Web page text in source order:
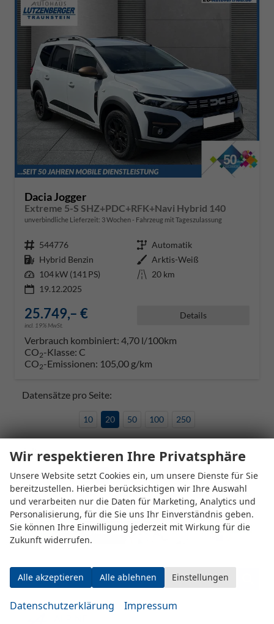
Dacia Jogger
Extreme 5-S SHZ+PDC+RFK+Navi Hybrid 140
unverbindliche Lieferzeit: 3 Wochen Fahrzeug mit Tageszulassung
Fahrzeugnr. 544776 Getriebe Automatik
Kraftstoff Hybrid Benzin Außenfarbe Arktis-Weiß
Leistung 104 kW (141 PS) Kilometerstand 20 km
19.12.2025
25.749,– €
incl. 19% MwSt.
Details
Verbrauch kombiniert: 4,70 l/100km
CO2-Klasse: C
CO2-Emissionen: 105,00 g/km
Datensätze pro Seite:
10 20 50 100 250
Seiten:
1 2 3 4 5
Fahrzeugnr.
Wir respektieren Ihre Privatsphäre
Unsere Website setzt Cookies ein, um unsere Dienste für Sie
bereitzustellen. Hierbei berücksichtigen wir Ihre Auswahl
und verarbeiten nur die Daten für Marketing, Analytics und
Personalisierung, für die Sie uns Ihr Einverständnis geben.
Sie können Ihre Einwilligung jederzeit mit Wirkung für die
Zukunft widerrufen.
Alle akzeptieren Alle ablehnen Einstellungen
Datenschutzerklärung Impressum